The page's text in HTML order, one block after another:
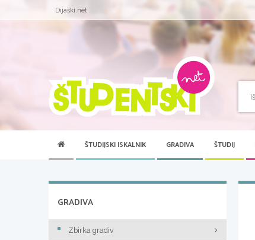
Dijaški.net
ŠTUDIJSKI ISKALNIK GRADIVA ŠTUDIJ
GRADIVA
Zbirka gradiv